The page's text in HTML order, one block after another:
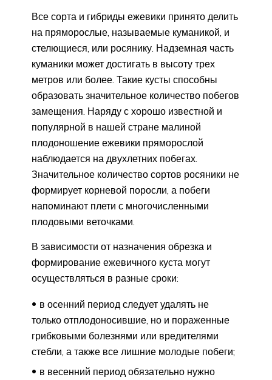
Все сорта и гибриды ежевики принято делить
на пряморослые, называемые куманикой, и
стелющиеся, или росянику. Надземная часть
куманики может достигать в высоту трех
метров или более. Такие кусты способны
образовать значительное количество побегов
замещения. Наряду с хорошо известной и
популярной в нашей стране малиной
плодоношение ежевики пряморослой
наблюдается на двухлетних побегах.
Значительное количество сортов росяники не
формирует корневой поросли, а побеги
напоминают плети с многочисленными
плодовыми веточками.
В зависимости от назначения обрезка и
формирование ежевичного куста могут
осуществляться в разные сроки:
в осенний период следует удалять не
только отплодоносившие, но и пораженные
грибковыми болезнями или вредителями
стебли, а также все лишние молодые побеги;
в весенний период обязательно нужно